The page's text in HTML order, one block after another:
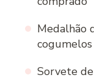
Medalhão
cogumelos
Sorvete